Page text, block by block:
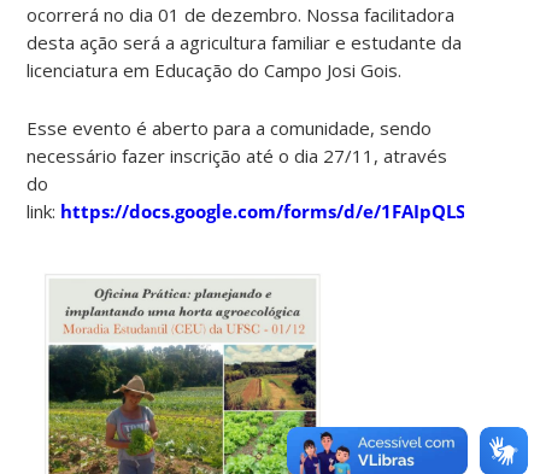
ocorrerá no dia 01 de dezembro. Nossa facilitadora
desta ação será a agricultura familiar e estudante da
licenciatura em Educação do Campo Josi Gois.
Esse evento é aberto para a comunidade, sendo
necessário fazer inscrição até o dia 27/11, através
do
link: https://docs.google.com/forms/d/e/